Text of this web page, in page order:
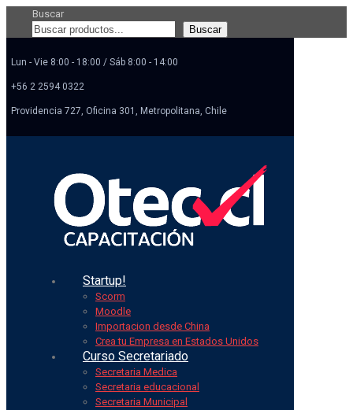
Buscar
Buscar
Lun - Vie 8:00 - 18:00 / Sáb 8:00 - 14:00
+56 2 2594 0322
Providencia 727, Oficina 301, Metropolitana, Chile
Startup!
Scorm
Moodle
Importacion desde China
Crea tu Empresa en Estados Unidos
Curso Secretariado
Secretaria Medica
Secretaria educacional
Secretaria Municipal